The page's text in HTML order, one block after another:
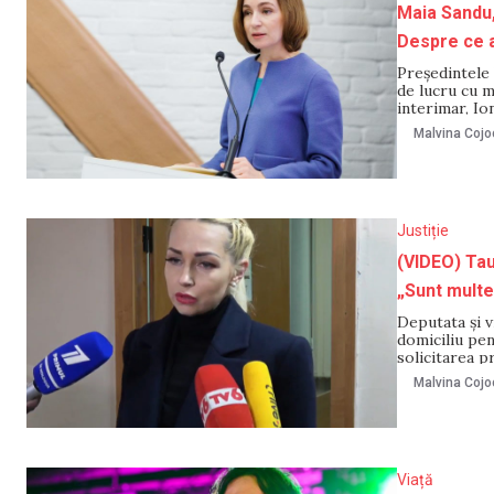
Maia
Despre ce
Președintele
de lucru cu
interimar,
Dragalin.
săptămâna
Malvina
Justiție
(VIDEO)
„Sunt
Deputata și
domiciliu
solicitarea
sediul
iau toate
Malvina
Viață